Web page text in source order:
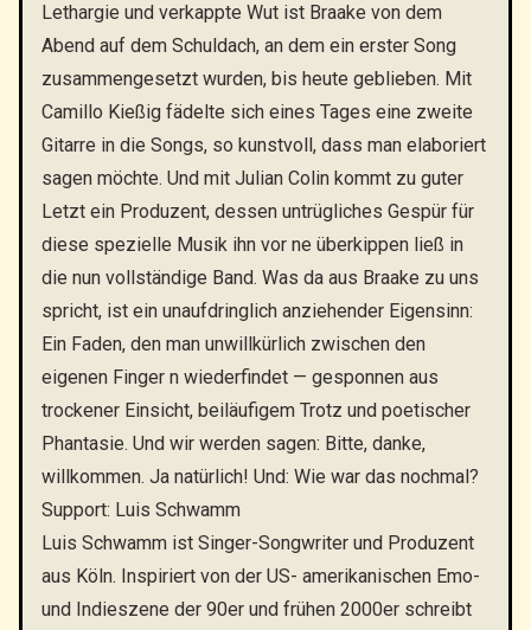
Lethargie und verkappte Wut ist Braake von dem
Abend auf dem Schuldach, an dem ein erster Song
zusammengesetzt wurden, bis heute geblieben. Mit
Camillo Kießig fädelte sich eines Tages eine zweite
Gitarre in die Songs, so kunstvoll, dass man elaboriert
sagen möchte. Und mit Julian Colin kommt zu guter
Letzt ein Produzent, dessen untrügliches Gespür für
diese spezielle Musik ihn vor ne überkippen ließ in
die nun vollständige Band. Was da aus Braake zu uns
spricht, ist ein unaufdringlich anziehender Eigensinn:
Ein Faden, den man unwillkürlich zwischen den
eigenen Finger n wiederfindet — gesponnen aus
trockener Einsicht, beiläufigem Trotz und poetischer
Phantasie. Und wir werden sagen: Bitte, danke,
willkommen. Ja natürlich! Und: Wie war das nochmal?
Support: Luis Schwamm
Luis Schwamm ist Singer-Songwriter und Produzent
aus Köln. Inspiriert von der US- amerikanischen Emo-
und Indieszene der 90er und frühen 2000er schreibt